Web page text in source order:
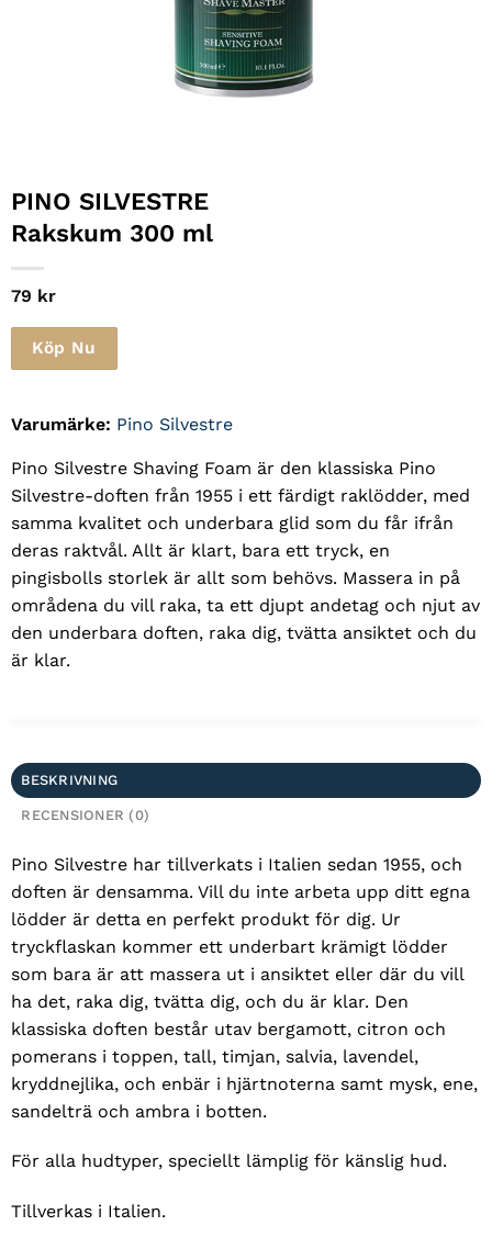
PINO SILVESTRE
Rakskum 300 ml
79 kr
Köp Nu
Varumärke: Pino Silvestre
Pino Silvestre Shaving Foam är den klassiska Pino
Silvestre-doften från 1955 i ett färdigt raklödder, med
samma kvalitet och underbara glid som du får ifrån
deras raktvål. Allt är klart, bara ett tryck, en
pingisbolls storlek är allt som behövs. Massera in på
områdena du vill raka, ta ett djupt andetag och njut av
den underbara doften, raka dig, tvätta ansiktet och du
är klar.
BESKRIVNING
RECENSIONER (0)
Pino Silvestre har tillverkats i Italien sedan 1955, och
doften är densamma. Vill du inte arbeta upp ditt egna
lödder är detta en perfekt produkt för dig. Ur
tryckflaskan kommer ett underbart krämigt lödder
som bara är att massera ut i ansiktet eller där du vill
ha det, raka dig, tvätta dig, och du är klar. Den
klassiska doften består utav bergamott, citron och
pomerans i toppen, tall, timjan, salvia, lavendel,
kryddnejlika, och enbär i hjärtnoterna samt mysk, ene,
sandelträ och ambra i botten.
För alla hudtyper, speciellt lämplig för känslig hud.
Tillverkas i Italien.